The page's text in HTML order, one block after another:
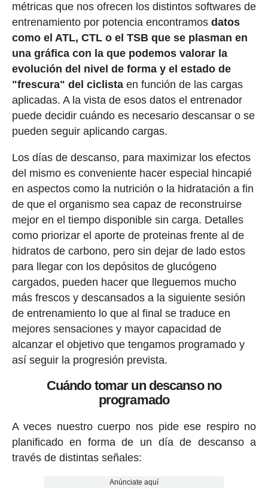
métricas que nos ofrecen los distintos softwares de
entrenamiento por potencia encontramos datos
como el ATL, CTL o el TSB que se plasman en
una gráfica con la que podemos valorar la
evolución del nivel de forma y el estado de
"frescura" del ciclistaen función de las cargas
aplicadas. A la vista de esos datos el entrenador
puede decidir cuándo es necesario descansar o se
pueden seguir aplicando cargas.
Los días de descanso, para maximizar los efectos
del mismo es conveniente hacer especial hincapié
en aspectos como la nutrición o la hidratación a fin
de que el organismo sea capaz de reconstruirse
mejor en el tiempo disponible sin carga. Detalles
como priorizar el aporte de proteinas frente al de
hidratos de carbono, pero sin dejar de lado estos
para llegar con los depósitos de glucógeno
cargados, pueden hacer que lleguemos mucho
más frescos y descansados a la siguiente sesión
de entrenamiento lo que al final se traduce en
mejores sensaciones y mayor capacidad de
alcanzar el objetivo que tengamos programado y
así seguir la progresión prevista.
Cuándo tomar un descanso no
programado
A veces nuestro cuerpo nos pide ese respiro no
planificado en forma de un día de descanso a
través de distintas señales:
Anúnciate aquí